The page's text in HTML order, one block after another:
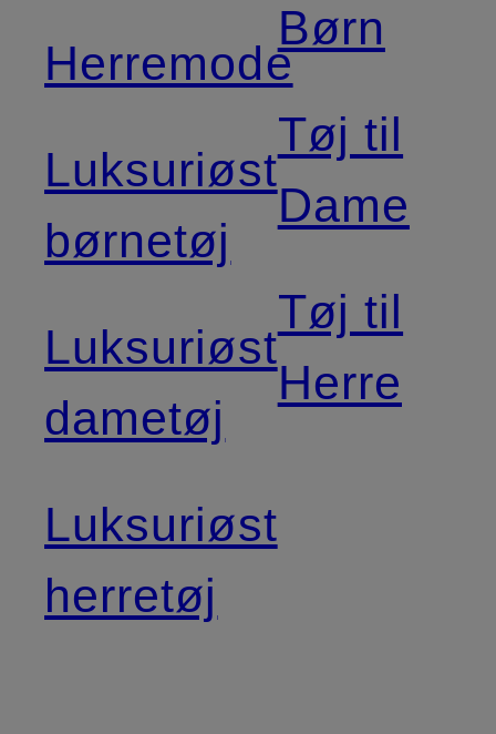
Herremode
Luksuriøst
børnetøj
Luksuriøst
dametøj
Luksuriøst
herretøj
Børn
Tøj til
Dame
Tøj til
Herre